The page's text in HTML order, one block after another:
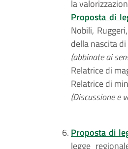
la
Proposta di
Nobili,
della nascita
(abbinate ai
Relatrice di
Relatrice di
(Discussione e
Proposta di
legge